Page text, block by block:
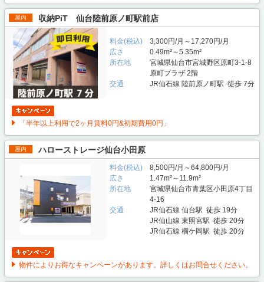
屋内 収納PiT 仙台陸前原ノ町駅前店
料金(税込)
3,300円/月～17,270円/月
広さ
0.49m²～5.35m²
所在地
宮城県仙台市宮城野区原町3-1-8
原町プラザ 2階
交通
JR仙石線 陸前原ノ町駅 徒歩 7分
「半年以上利用で2ヶ月賃料0円&初期費用0円」
屋内 ハローストレージ仙台小田原
料金(税込)
8,500円/月～64,800円/月
広さ
1.47m²～11.9m²
所在地
宮城県仙台市青葉区小田原4丁目
4-16
交通
JR仙石線 仙台駅 徒歩 19分
JR仙山線 東照宮駅 徒歩 20分
JR仙石線 榴ケ岡駅 徒歩 20分
物件によりお得なキャンペーンがあります。詳しくはお問合せください。